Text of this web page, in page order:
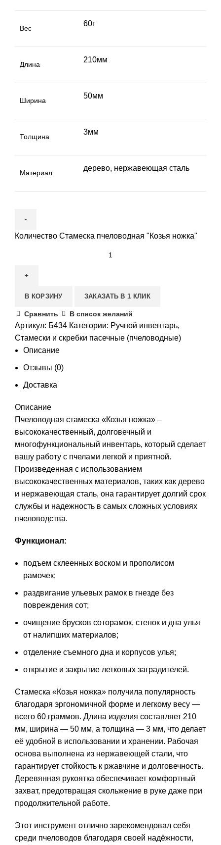
Вес
60г
Длина
210мм
Ширина
50мм
Толщина
3мм
Материал
дерево, нержавеющая сталь
Количество Стамеска пчеловодная "Козья ножка"
В КОРЗИНУ ЗАКАЗАТЬ В 1 КЛИК
Сравнить В список желаний
Артикул: Б434 Категории: Ручной инвентарь,
Стамески и скребки пасечные (пчеловодные)
Описание
Отзывы (0)
Доставка
Описание
Пчеловодная стамеска «Козья ножка» –
высококачественный, долговечный и
многофункциональный инвентарь, который сделает
вашу работу с пчелами легкой и приятной.
Произведенная с использованием
высококачественных материалов, таких как дерево
и нержавеющая сталь, она гарантирует долгий срок
службы и надежность в самых сложных условиях
пчеловодства.
Функционал:
подъем склеенных воском и прополисом
рамочек;
раздвигание ульевых рамок в гнезде без
повреждения сот;
очищение брусков соторамок, стенок и дна улья
от налипших материалов;
отделение съемного дна и корпусов улья;
открытие и закрытие летковых заградителей.
Стамеска «Козья ножка» получила популярность
благодаря эргономичной форме и легкому весу —
всего 60 граммов. Длина изделия составляет 210
мм, ширина — 50 мм, а толщина — 3 мм, что делает
её удобной в использовании и хранении. Рабочая
основа выполнена из нержавеющей стали, что
гарантирует стойкость к ржавчине и долговечность.
Деревянная рукоятка обеспечивает комфортный
захват, предотвращая скольжение в руке даже при
продолжительной работе.
Этот инструмент отлично зарекомендовал себя
среди пчеловодов благодаря своей надёжности,